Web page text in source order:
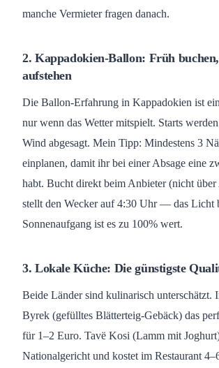
manche Vermieter fragen danach.
2. Kappadokien-Ballon: Früh
aufstehen
Die Ballon-Erfahrung in Kappadokien ist
nur wenn das Wetter mitspielt. Starts
Wind abgesagt. Mein Tipp: Mindestens 3
einplanen, damit ihr bei einer Absage eine
habt. Bucht direkt beim Anbieter (nicht über
stellt den Wecker auf 4:30 Uhr — das Licht
Sonnenaufgang ist es zu 100% wert.
3. Lokale Küche: Die günstigste
Beide Länder sind kulinarisch unterschätzt.
Byrek (gefülltes Blätterteig-Gebäck) das
für 1–2 Euro. Tavë Kosi (Lamm mit
Nationalgericht und kostet im Restaurant